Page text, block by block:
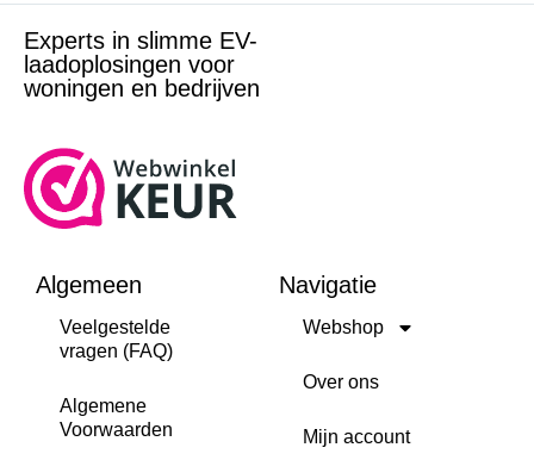
Experts in slimme EV-
laadoplosingen voor
woningen en bedrijven
Algemeen
Veelgestelde
vragen (FAQ)
Algemene
Voorwaarden
Navigatie
Webshop
Over ons
Mijn account